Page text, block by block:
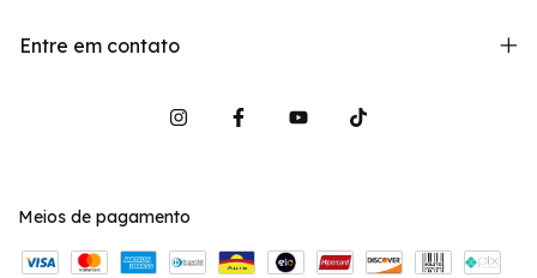
Entre em contato
Meios de pagamento